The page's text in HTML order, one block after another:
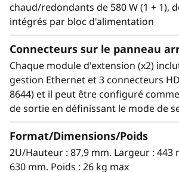
performances
Le boîtier Lenovo Storage D1224
flexibilité et la capacité
de nombreux types
Vous pouvez démarrer avec un
D1224 contenant jusqu'à 24 unités
pouces comme simple unité JBOD,
connecter en série
chaud/redondants de 580 W (1 + 1),
intégrés par bloc d'alimentation
Connecteurs sur le panneau
Chaque module d'extension (x2)
gestion Ethernet et 3 connecteurs HD
8644) et il peut être configuré
de sortie en définissant le mode de
Format/Dimensions/Poids
2U/Hauteur : 87,9 mm. Largeur : 443
630 mm. Poids : 26 kg max